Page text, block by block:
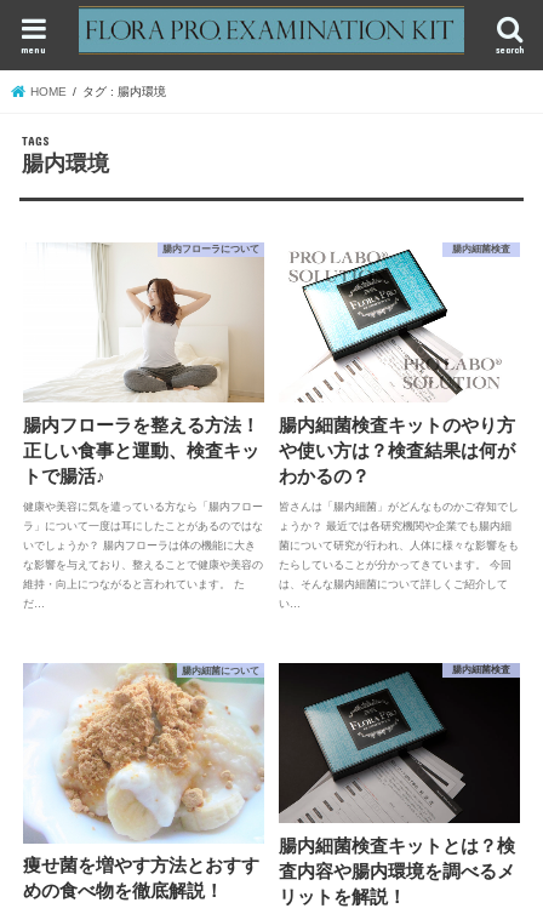
search
menu
HOME タグ : 腸内環境
腸内環境
腸内フローラについて
腸内フローラを整える方法！
正しい食事と運動、検査キッ
トで腸活♪
健康や美容に気を遣っている方なら「腸内フロー
ラ」について一度は耳にしたことがあるのではな
いでしょうか？ 腸内フローラは体の機能に大き
な影響を与えており、整えることで健康や美容の
維持・向上につながると言われています。 た
だ…
腸内細菌検査
腸内細菌検査キットのやり方
や使い方は？検査結果は何が
わかるの？
皆さんは「腸内細菌」がどんなものかご存知でし
ょうか？ 最近では各研究機関や企業でも腸内細
菌について研究が行われ、人体に様々な影響をも
たらしていることが分かってきています。 今回
は、そんな腸内細菌について詳しくご紹介して
い…
腸内細菌について
痩せ菌を増やす方法とおすす
めの食べ物を徹底解説！
腸内細菌検査
腸内細菌検査キットとは？検
査内容や腸内環境を調べるメ
リットを解説！